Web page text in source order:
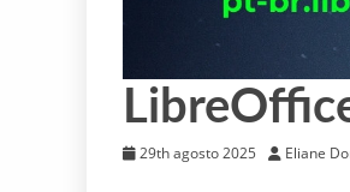
29th agosto 2025 Eliane